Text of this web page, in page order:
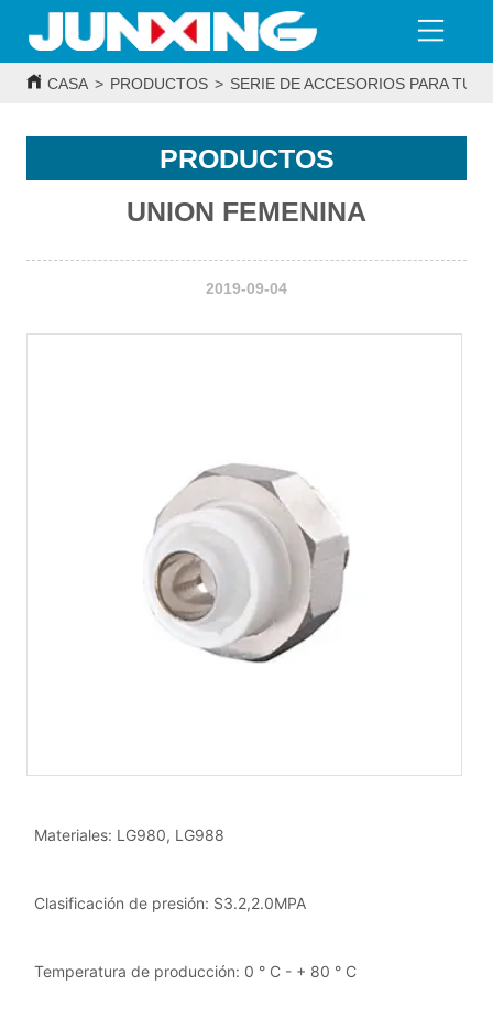
CASA > PRODUCTOS > SERIE DE ACCESORIOS PARA
PRODUCTOS
UNION FEMENINA
2019-09-04